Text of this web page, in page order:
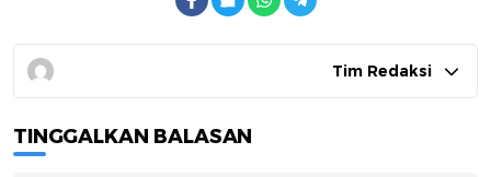
Tim Redaksi
TINGGALKAN BALASAN